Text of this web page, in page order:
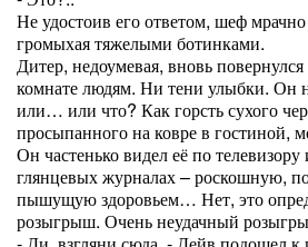
Не удостоив его ответом, шеф
громыхая тяжелыми ботинками.
Дитер, недоумевая, вновь
комнате людям. Ни тени улыбки. Он
или… или что? Как горсть сухого
просыпанного на ковре в гостиной,
Он частенько видел её по
глянцевых журналах – роскошную,
пышущую здоровьем… Нет, это
розыгрыш. Очень неудачный